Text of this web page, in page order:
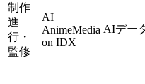
制作
進
行・
監修
AI
AnimeMedia
on IDX
AIデー